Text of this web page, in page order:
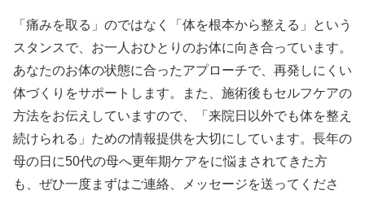
「痛みを取る」のではなく「体を根本から整える」という
スタンスで、お一人おひとりのお体に向き合っています。
あなたのお体の状態に合ったアプローチで、再発しにくい
体づくりをサポートします。また、施術後もセルフケアの
方法をお伝えしていますので、「来院日以外でも体を整え
続けられる」ための情報提供を大切にしています。長年の
母の日に50代の母へ更年期ケアをに悩まされてきた方
も、ぜひ一度まずはご連絡、メッセージを送ってくださ